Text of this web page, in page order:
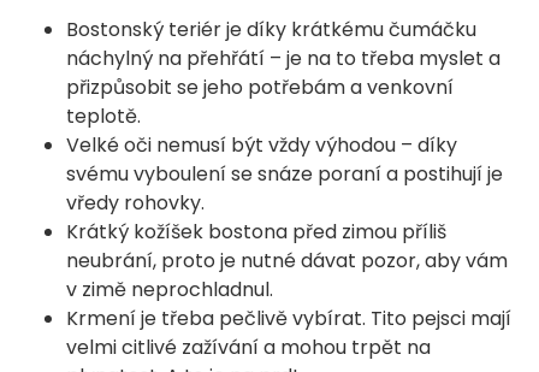
Bostonský teriér je díky krátkému čumáčku
náchylný na přehřátí – je na to třeba myslet a
přizpůsobit se jeho potřebám a venkovní
teplotě.
Velké oči nemusí být vždy výhodou – díky
svému vyboulení se snáze poraní a postihují je
vředy rohovky.
Krátký kožíšek bostona před zimou příliš
neubrání, proto je nutné dávat pozor, aby vám
v zimě neprochladnul.
Krmení je třeba pečlivě vybírat. Tito pejsci mají
velmi citlivé zažívání a mohou trpět na